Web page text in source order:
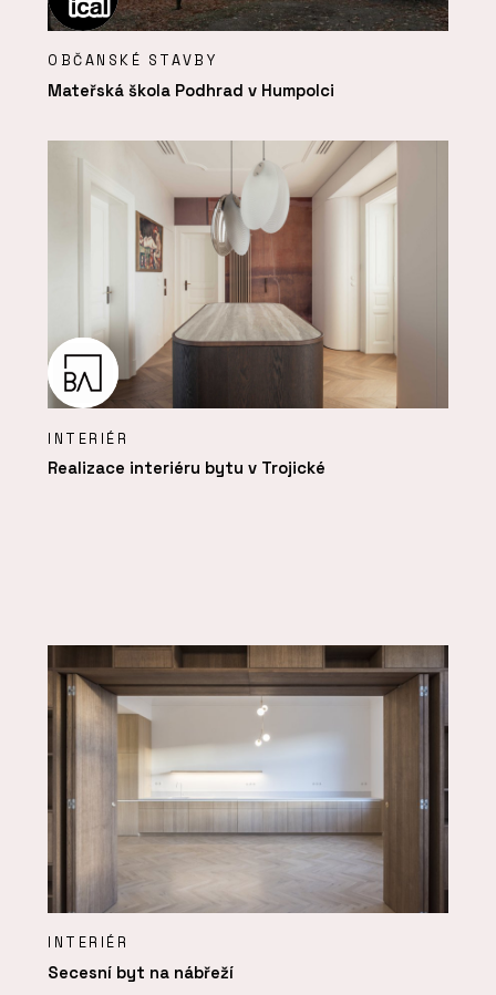
OBČANSKÉ STAVBY
Mateřská škola Podhrad v Humpolci
INTERIÉR
Realizace interiéru bytu v Trojické
INTERIÉR
Secesní byt na nábřeží